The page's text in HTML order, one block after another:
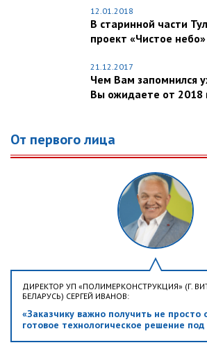
12.01.2018
В старинной части
проект «Чистое небо»
21.12.2017
Чем Вам запомнился
Вы ожидаете от 2018
От первого лица
ДИРЕКТОР УП «ПОЛИМЕРКОНСТРУКЦИЯ» (Г.
БЕЛАРУСЬ) СЕРГЕЙ ИВАНОВ:
«Заказчику важно получить не просто
готовое технологическое решение под